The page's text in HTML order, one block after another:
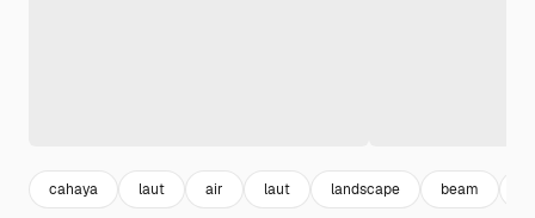
cahaya laut air laut landscape beam